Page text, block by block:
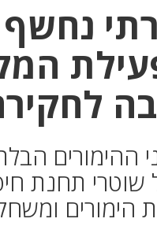
ההימורים
שוטרי תחנת